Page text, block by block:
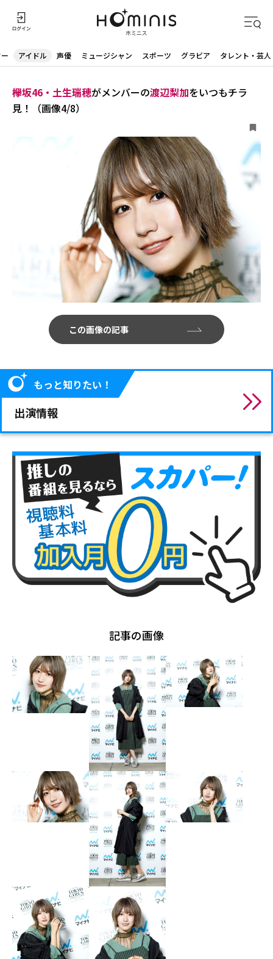
アイドル 声優 ミュージシャン スポーツ グラビア タレント・芸人
欅坂46・土生瑞穂がメンバーの渡辺梨加をいつもチラ
見！（画像4/8）
この画像の記事
もっと知りたい！
出演情報
記事の画像